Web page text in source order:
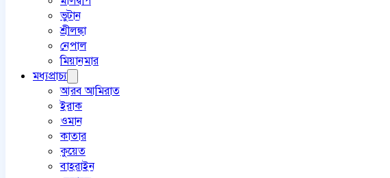
ভুটান
শ্রীলঙ্কা
নেপাল
মিয়ানমার
মধ্যপ্রাচ্য
আরব আমিরাত
ইরাক
ওমান
কাতার
কুয়েত
বাহরাইন